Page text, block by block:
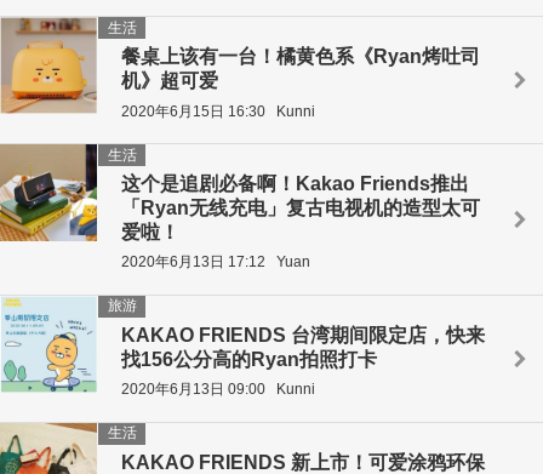
餐桌上该有一台！橘黄色系《Ryan烤吐司
机》超可爱
生活
2020年6月15日 16:30 Kunni
这个是追剧必备啊！Kakao Friends推出
「Ryan无线充电」复古电视机的造型太可
爱啦！
生活
2020年6月13日 17:12 Yuan
KAKAO FRIENDS 台湾期间限定店，快来
找156公分高的Ryan拍照打卡
旅游
2020年6月13日 09:00 Kunni
KAKAO FRIENDS 新上市！可爱涂鸦环保
生活